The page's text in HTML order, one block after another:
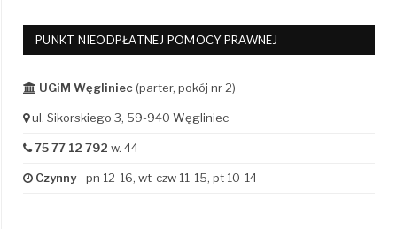
PUNKT NIEODPŁATNEJ POMOCY PRAWNEJ
UGiM Węgliniec (parter, pokój nr 2)
ul. Sikorskiego 3, 59-940 Węgliniec
75 77 12 792 w. 44
Czynny- pn 12-16, wt-czw 11-15, pt 10-14